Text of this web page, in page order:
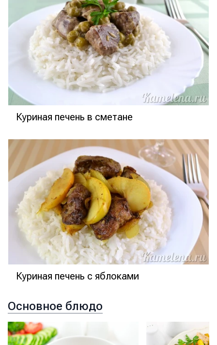
Куриная печень в сметане
Куриная печень с яблоками
Основное блюдо